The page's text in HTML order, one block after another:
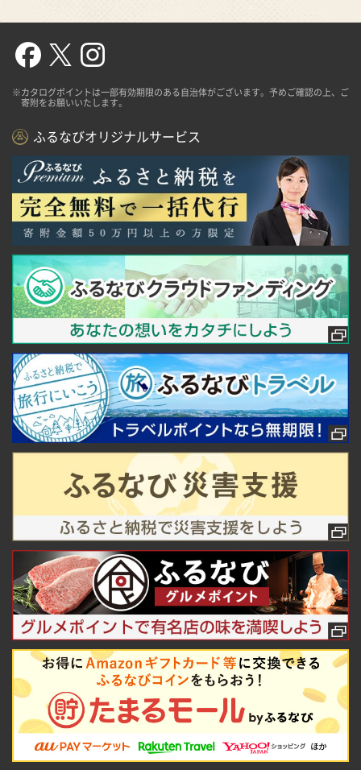
※カタログポイントは一部有効期限のある自治体がございます。予めご確認の上、ご
寄附をお願いいたします。
ふるなびオリジナルサービス